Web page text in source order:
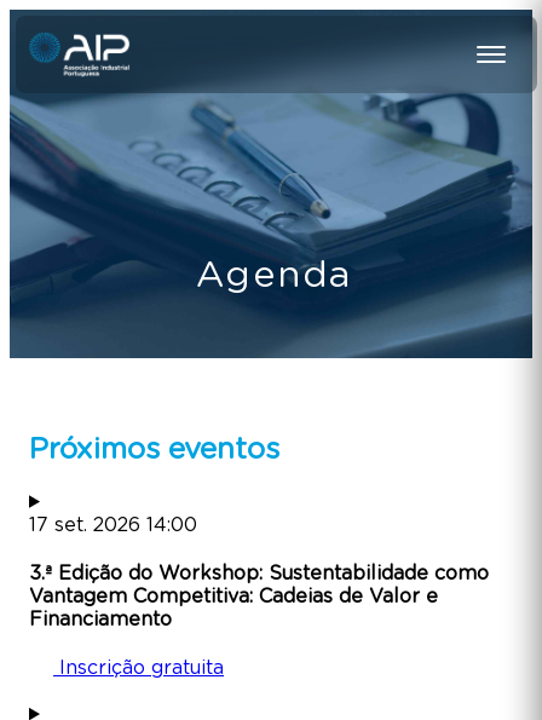
Agenda
Próximos eventos
17 set. 2026 14:00
3.ª Edição do Workshop: Sustentabilidade como
Vantagem Competitiva: Cadeias de Valor e
Financiamento
Inscrição gratuita